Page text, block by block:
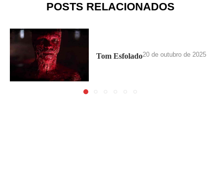
POSTS RELACIONADOS
Tom Esfolado20 de outubro de 2025